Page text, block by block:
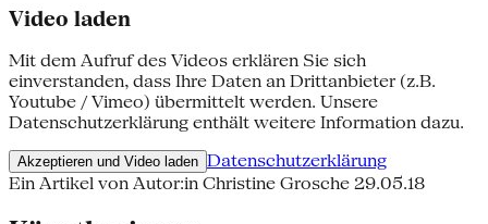
Video laden
Mit dem Aufruf des Videos erklären Sie sich
einverstanden, dass Ihre Daten an Drittanbieter (z.B.
Youtube / Vimeo) übermittelt werden. Unsere
Datenschutzerklärung enthält weitere Information dazu.
Akzeptieren und Video laden Datenschutzerklärung
Ein Artikel von Autor:in Christine Grosche 29.05.18